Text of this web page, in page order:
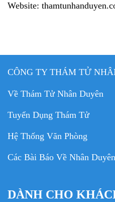
Website:
CÔNG TY THÁM TỬ
Về Thám Tử Nhân Duyên
Tuyển Dụng Thám Tử
Hệ Thống Văn Phòng
Các Bài Báo Về Nhân Duyên
DÀNH CHO